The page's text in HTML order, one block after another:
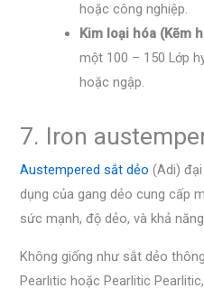
hoặc công nghiệp.
Kim loại hóa (Kẽm
một 100 – 150 Lớp
hoặc ngập.
7. Iron
Austempered sắt dẻo (Adi)
dụng của gang dẻo cung cấp
sức mạnh, độ dẻo, và khả
Không giống như sắt dẻo
Pearlitic hoặc Pearlitic Pearlitic,